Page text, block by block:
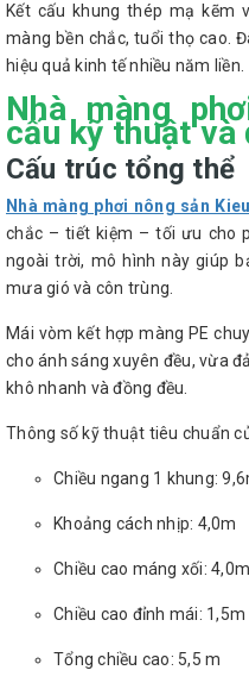
Kết cấu khung thép mạ kẽm
màng bền chắc, tuổi thọ cao.
hiệu quả kinh tế nhiều năm liền.
Nhà màng
cấu kỹ thuật
Cấu trúc tổng thể
Nhà màng phơi nông sản
chắc – tiết kiệm – tối ưu cho
ngoài trời, mô hình này giúp
mưa gió và côn trùng.
Mái vòm kết hợp màng PE
cho ánh sáng xuyên đều, vừa
khô nhanh và đồng đều.
Thông số kỹ thuật tiêu chuẩn
Chiều ngang 1 khung:
Khoảng cách nhịp: 4,0m
Chiều cao máng xối: 4,0m
Chiều cao đỉnh mái: 1,5m
Tổng chiều cao: 5,5 m